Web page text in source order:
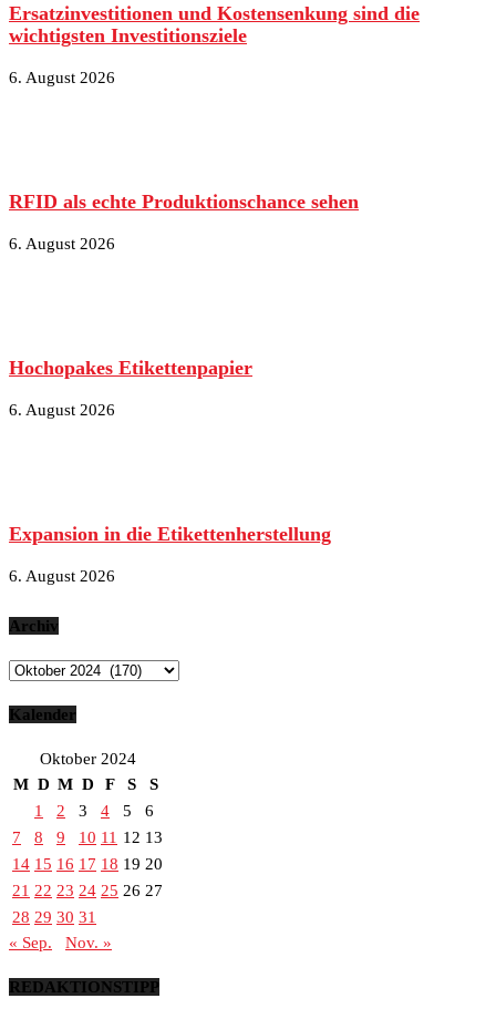
Ersatzinvestitionen und Kostensenkung sind die
wichtigsten Investitionsziele
6. August 2026
RFID als echte Produktionschance sehen
6. August 2026
Hochopakes Etikettenpapier
6. August 2026
Expansion in die Etikettenherstellung
6. August 2026
Archiv
Archiv
Kalender
Oktober 2024
M D M D F S
S
1
2 3 4 5
6
7
8 9 10 11 12 13
14 15 16 17 18 19 20
21 22 23 24 25 26 27
28 29 30 31
« Sep.
Nov. »
REDAKTIONSTIPP